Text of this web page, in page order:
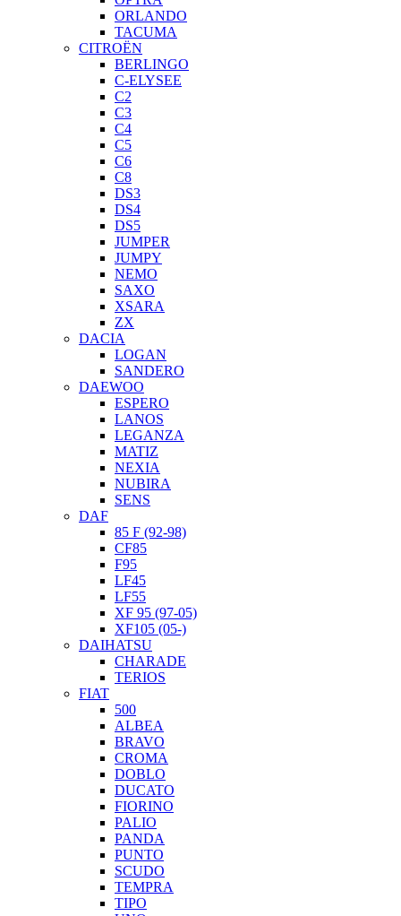
ORLANDO
TACUMA
CITROËN
BERLINGO
C-ELYSEE
C2
C3
C4
C5
C6
C8
DS3
DS4
DS5
JUMPER
JUMPY
NEMO
SAXO
XSARA
ZX
DACIA
LOGAN
SANDERO
DAEWOO
ESPERO
LANOS
LEGANZA
MATIZ
NEXIA
NUBIRA
SENS
DAF
85 F (92-98)
CF85
F95
LF45
LF55
XF 95 (97-05)
XF105 (05-)
DAIHATSU
CHARADE
TERIOS
FIAT
500
ALBEA
BRAVO
CROMA
DOBLO
DUCATO
FIORINO
PALIO
PANDA
PUNTO
SCUDO
TEMPRA
TIPO